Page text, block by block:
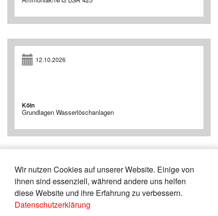
Wir nutzen Cookies auf unserer Website. Einige von
ihnen sind essenziell, während andere uns helfen
diese Website und ihre Erfahrung zu verbessern.
Datenschutzerklärung
12.10.2026
Köln
Grundlagen Wasserlöschanlagen
« 7 8 9 10 11 12 13
14
15
16 »